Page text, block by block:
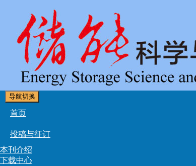
导航切换
首页
投稿与征订
本刊介绍
下载中心